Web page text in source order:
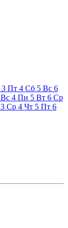
3 Пт 4 Сб 5 Вс 6
Вс 4 Пн 5 Вт 6 Ср
3 Ср 4 Чт 5 Пт 6